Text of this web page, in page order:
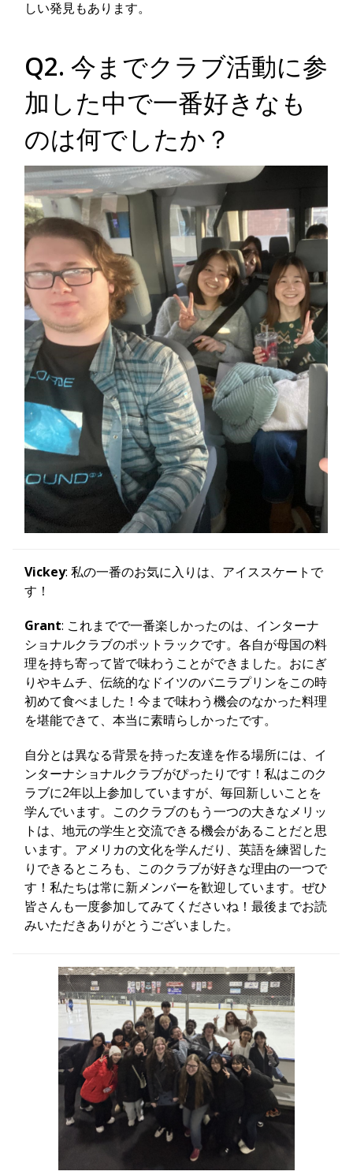
しい発見もあります。
Q2. 今までクラブ活動に参
加した中で一番好きなも
のは何でしたか？
Vickey: 私の一番のお気に入りは、アイススケートで
す！
Grant: これまでで一番楽しかったのは、インターナ
ショナルクラブのポットラックです。各自が母国の料
理を持ち寄って皆で味わうことができました。おにぎ
りやキムチ、伝統的なドイツのバニラプリンをこの時
初めて食べました！今まで味わう機会のなかった料理
を堪能できて、本当に素晴らしかったです。
自分とは異なる背景を持った友達を作る場所には、イ
ンターナショナルクラブがぴったりです！私はこのク
ラブに2年以上参加していますが、毎回新しいことを
学んでいます。このクラブのもう一つの大きなメリッ
トは、地元の学生と交流できる機会があることだと思
います。アメリカの文化を学んだり、英語を練習した
りできるところも、このクラブが好きな理由の一つで
す！私たちは常に新メンバーを歓迎しています。ぜひ
皆さんも一度参加してみてくださいね！最後までお読
みいただきありがとうございました。